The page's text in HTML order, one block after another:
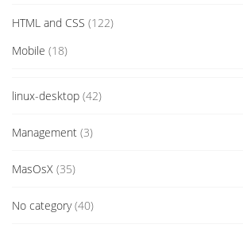
HTML and CSS (122)
Mobile (18)
linux-desktop (42)
Management (3)
MasOsX (35)
No category(40)